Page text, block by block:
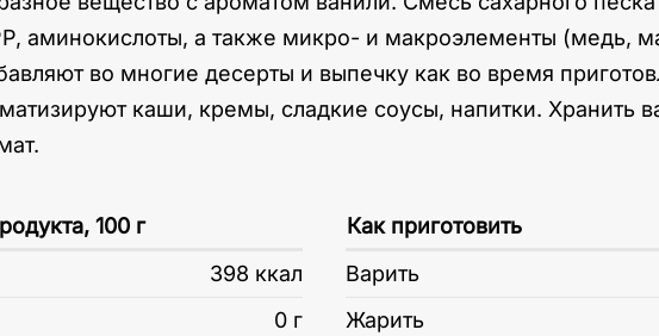
аминокислоты, а также микро- и макроэлементы (медь,
во многие десерты и выпечку как во время
каши, кремы, сладкие соусы, напитки. Хранить
100 г
398 ккал
0 г
Как приготовить
Варить
Жарить